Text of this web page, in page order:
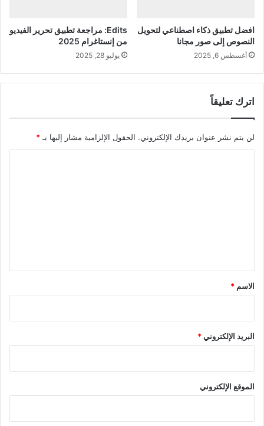
ا
ق
افضل تطبيق ذكاء اصطناعي لتحويل
النصوص إلى صور مجانا
أغسطس 6, 2025
Edits: مراجعة تطبيق تحرير الفيديو
من إنستاغرام 2025
يوليو 28, 2025
اترك تعليقاً
لن يتم نشر عنوان بريدك الإلكتروني. الحقول الإلزامية مشار إليها بـ*
*
الاسم *
البريد الإلكتروني*
الموقع الإلكتروني